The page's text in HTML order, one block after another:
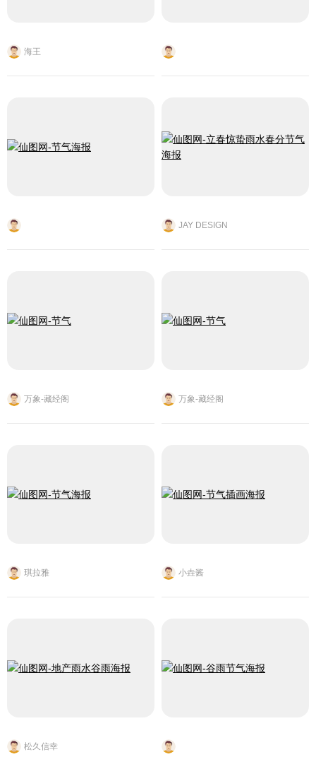
海王
万象-藏经阁
琪拉雅
松久信幸
JAY DESIGN
万象-藏经阁
小垚酱